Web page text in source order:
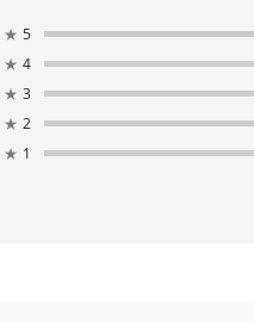
★ 5
★ 4
★ 3
★ 2
★ 1